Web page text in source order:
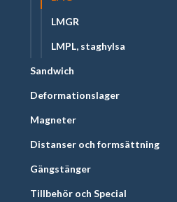
LMGR
LMPL, staghylsa
Sandwich
Deformationslager
Magneter
Distanser och formsättning
Gängstänger
Tillbehör och Special